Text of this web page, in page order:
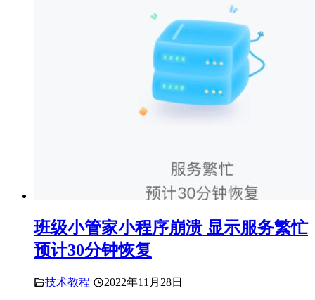
班级小管家小程序崩溃 显示服务繁忙
预计30分钟恢复
技术教程 2022年11月28日